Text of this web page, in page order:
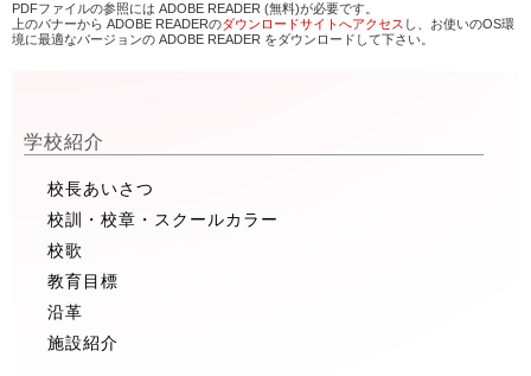
PDFファイルの参照には ADOBE READER (無料)が必要です。
上のバナーから ADOBE READERのダウンロードサイトへアクセス し、お使いのOS環
境に最適なバージョンの ADOBE READER をダウンロードして下さい。
学校紹介
校長あいさつ
校訓・校章・スクールカラー
校歌
教育目標
沿革
施設紹介